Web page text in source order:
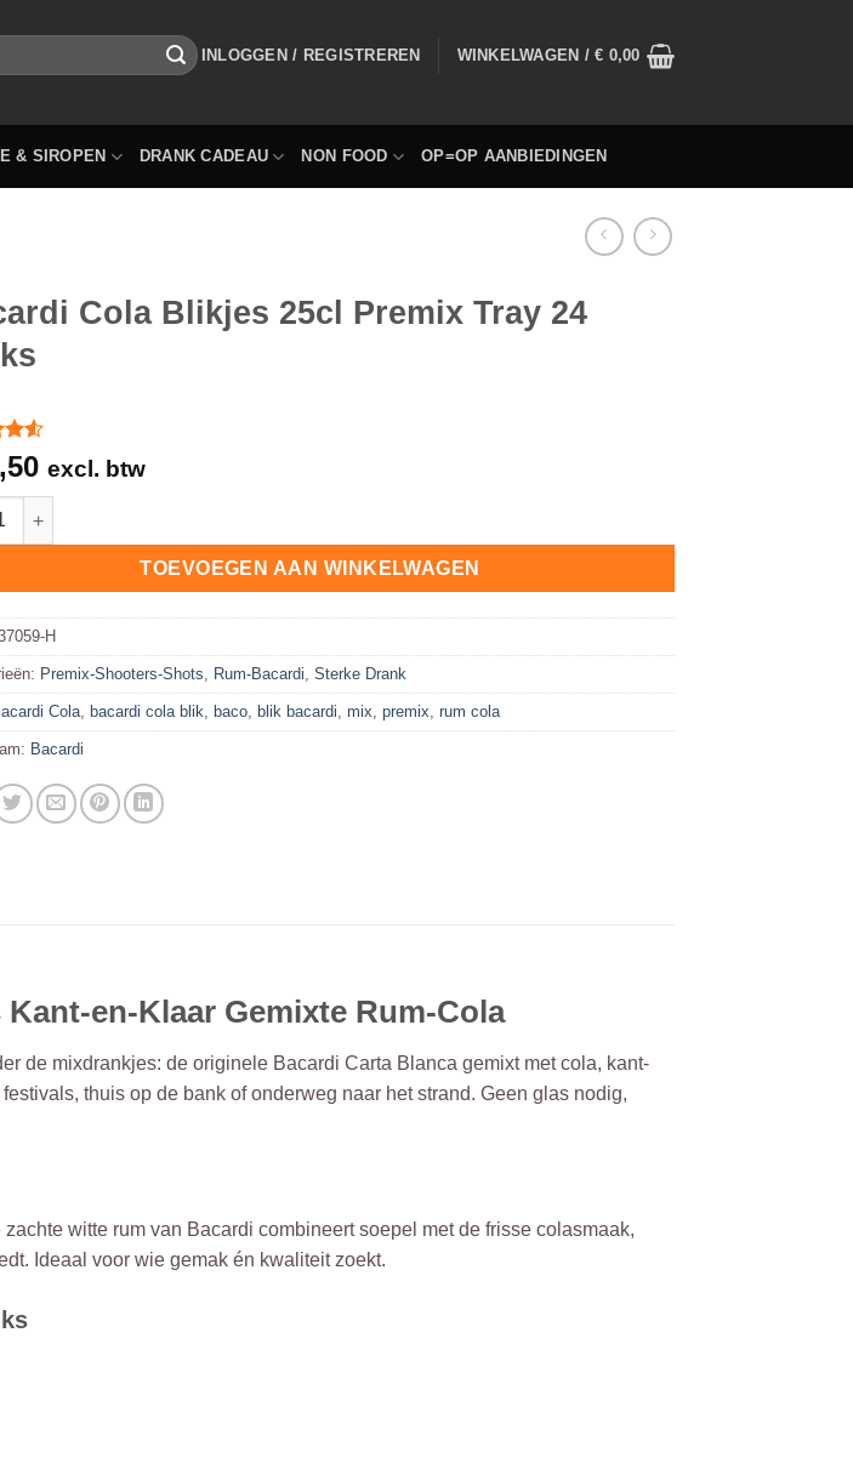
INLOGGEN / REGISTREREN WINKELWAGEN /€ 0,00
& SIROPEN DRANK CADEAU NON FOOD OP=OP AANBIEDINGEN
Cola Blikjes 25cl Premix Tray 24
5
excl. btw
Cola Blikjes 25cl Premix Tray 24 Stuks hoeveelheid
TOEVOEGEN AAN WINKELWAGEN
H
Premix-Shooters-Shots Rum-Bacardi Sterke Drank
Cola bacardi cola blik baco blik bacardi mix premix rum cola
Bacardi
en-Klaar Gemixte Rum-Cola
de mixdrankjes: de originele Bacardi Carta Blanca gemixt met cola, kant-
thuis op de bank of onderweg naar het strand. Geen glas nodig,
witte rum van Bacardi combineert soepel met de frisse colasmaak,
Ideaal voor wie gemak én kwaliteit zoekt.